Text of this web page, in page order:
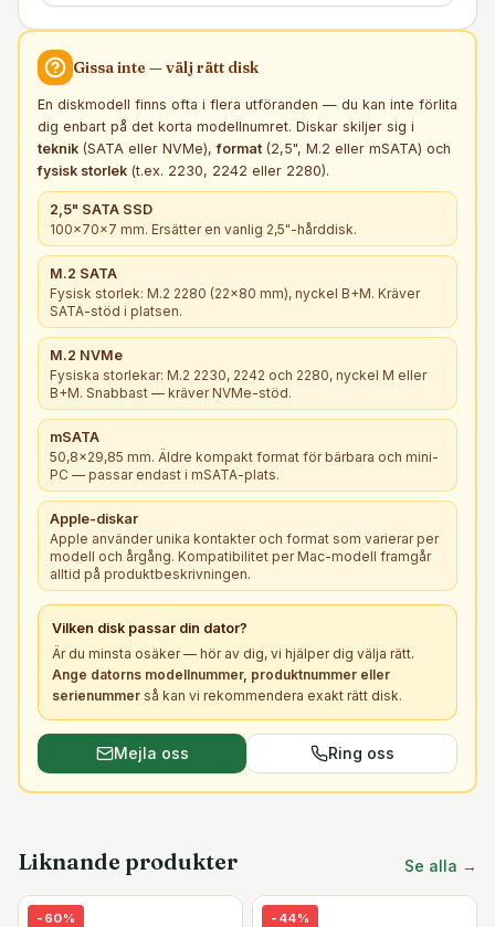
Gissa inte — välj rätt disk
En diskmodell finns ofta i flera utföranden — du kan inte förlita
dig enbart på det korta modellnumret. Diskar skiljer sig i
teknik (SATA eller NVMe),format (2,5", M.2 eller mSATA) och
fysisk storlek (t.ex. 2230, 2242 eller 2280).
2,5" SATA SSD
100×70×7 mm. Ersätter en vanlig 2,5"-hårddisk.
M.2 SATA
Fysisk storlek: M.2 2280 (22×80 mm), nyckel B+M. Kräver
SATA-stöd i platsen.
M.2 NVMe
Fysiska storlekar: M.2 2230, 2242 och 2280, nyckel M eller
B+M. Snabbast — kräver NVMe-stöd.
mSATA
50,8×29,85 mm. Äldre kompakt format för bärbara och mini-
PC — passar endast i mSATA-plats.
Apple-diskar
Apple använder unika kontakter och format som varierar per
modell och årgång. Kompatibilitet per Mac-modell framgår
alltid på produktbeskrivningen.
Vilken disk passar din dator?
Är du minsta osäker — hör av dig, vi hjälper dig välja rätt.
Ange datorns modellnummer, produktnummer eller
serienummer så kan vi rekommendera exakt rätt disk.
Mejla oss Ring oss
Liknande produkter Se alla →
- 60% - 44%